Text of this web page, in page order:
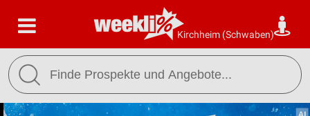
Kirchheim (Schwaben)